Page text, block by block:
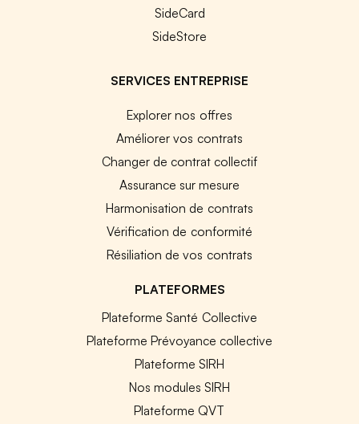
SideCard
SideStore
SERVICES ENTREPRISE
Explorer nos offres
Améliorer vos contrats
Changer de contrat collectif
Assurance sur mesure
Harmonisation de contrats
Vérification de conformité
Résiliation de vos contrats
PLATEFORMES
Plateforme Santé Collective
Plateforme Prévoyance collective
Plateforme SIRH
Nos modules SIRH
Plateforme QVT